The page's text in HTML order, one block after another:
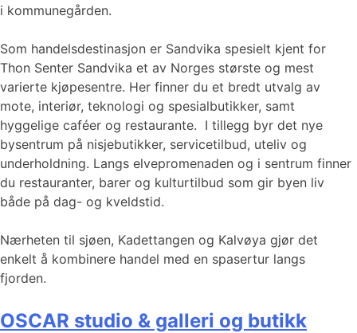
i kommunegården.
Som handelsdestinasjon er Sandvika spesielt kjent for
Thon Senter Sandvika et av Norges største og mest
varierte kjøpesentre. Her finner du et bredt utvalg av
mote, interiør, teknologi og spesialbutikker, samt
hyggelige caféer og restaurante. I tillegg byr det nye
bysentrum på nisjebutikker, servicetilbud, uteliv og
underholdning. Langs elvepromenaden og i sentrum finner
du restauranter, barer og kulturtilbud som gir byen liv
både på dag- og kveldstid.
Nærheten til sjøen, Kadettangen og Kalvøya gjør det
enkelt å kombinere handel med en spasertur langs
fjorden.
OSCAR studio & galleri og butikk